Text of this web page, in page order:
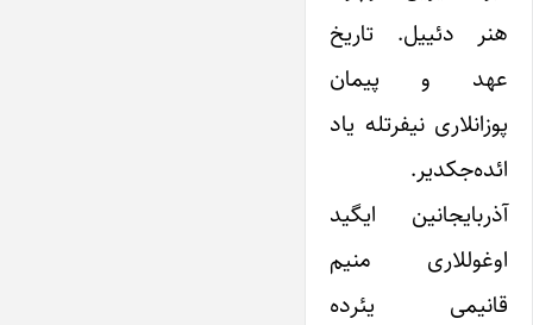
هنر دئییل. تاریخ
عهد و پیمان
پوزانلاری نیفرتله یاد
ائده‌جکدیر.
آذربایجانین ایگید
اوغوللاری منیم
قانیمی یئرده